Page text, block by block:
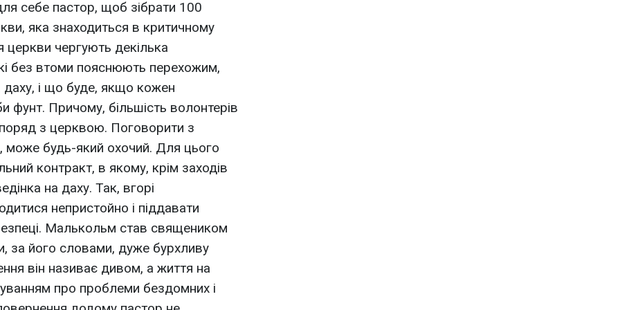
себе пастор, щоб зібрати 100
яка знаходиться в критичному
церкви чергують декілька
без втоми пояснюють перехожим,
і що буде, якщо кожен
фунт. Причому, більшість волонтерів
з церквою. Поговорити з
будь-який охочий. Для цього
контракт, в якому, крім заходів
на даху. Так, вгорі
непристойно і піддавати
Малькольм став священиком
за його словами, дуже бурхливу
він називає дивом, а життя на
про проблеми бездомних і